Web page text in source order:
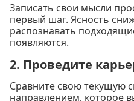
Записать свои мысли
первый шаг. Ясность
распознавать
появляются.
2. Проведите
Сравните свою текущую
направлением, которое